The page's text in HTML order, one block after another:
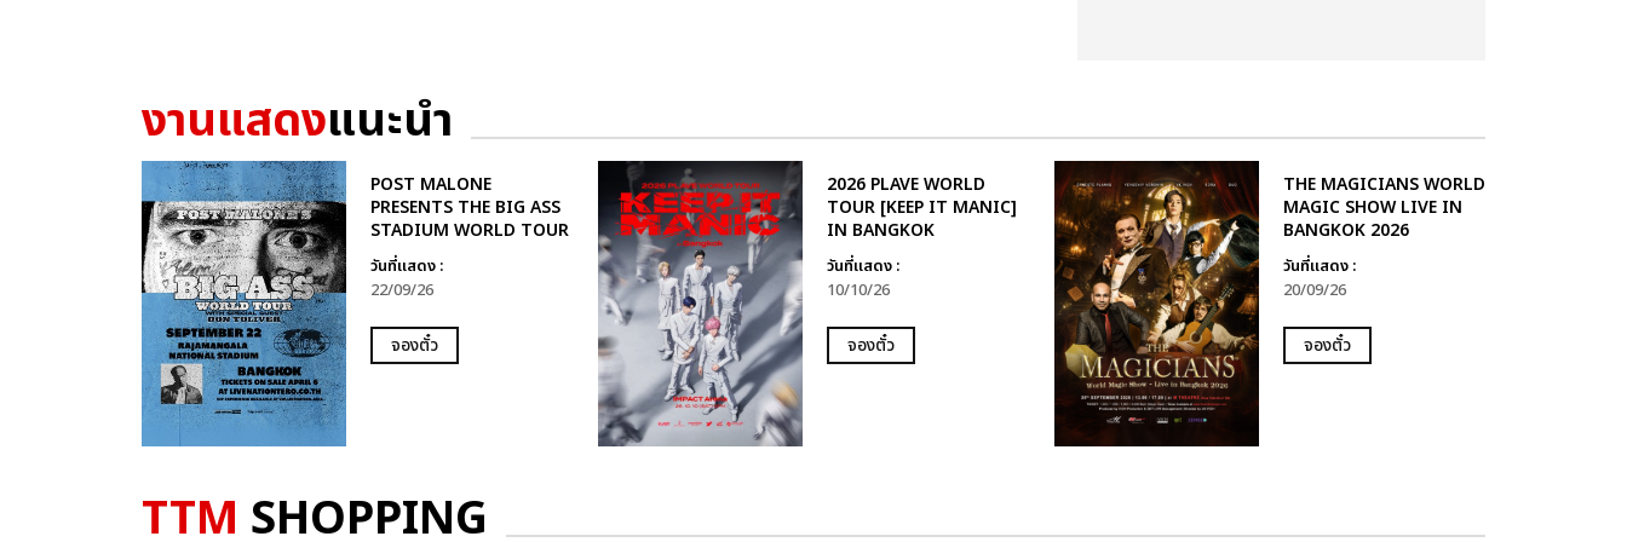
งานแสดงแนะนำ
POST MALONE
PRESENTS THE BIG ASS
STADIUM WORLD TOUR
วันที่แสดง :
22/09/26
จองตั๋ว
2026 PLAVE WORLD
TOUR [KEEP IT MANIC]
IN BANGKOK
วันที่แสดง :
10/10/26
จองตั๋ว
THE MAGICIANS WORLD
MAGIC SHOW LIVE IN
BANGKOK 2026
วันที่แสดง :
20/09/26
จองตั๋ว
TTM SHOPPING